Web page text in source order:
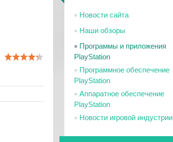
Новости сайта
Наши обзоры
Программы и приложения
PlayStation
Программное обеспечение
PlayStation
Аппаратное обеспечение
PlayStation
Новости игровой индустрии